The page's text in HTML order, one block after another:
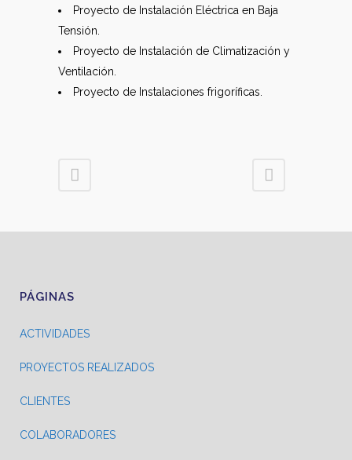
Proyecto de Instalación Eléctrica en Baja
Tensión.
Proyecto de Instalación de Climatización y
Ventilación.
Proyecto de Instalaciones frigoríficas.
PÁGINAS
ACTIVIDADES
PROYECTOS REALIZADOS
CLIENTES
COLABORADORES